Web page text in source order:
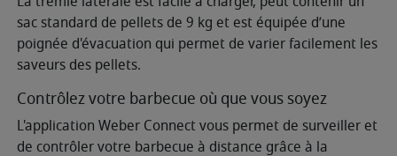
sac standard de pellets de 9 kg et est équipée d’une
poignée d'évacuation qui permet de varier facilement les
saveurs des pellets.
Contrôlez votre barbecue où que vous soyez
L'application Weber Connect vous permet de surveiller et
de contrôler votre barbecue à distance grâce à la